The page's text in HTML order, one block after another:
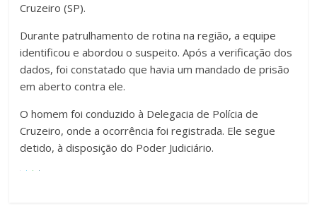
Cruzeiro (SP).
Durante patrulhamento de rotina na região, a equipe
identificou e abordou o suspeito. Após a verificação dos
dados, foi constatado que havia um mandado de prisão
em aberto contra ele.
O homem foi conduzido à Delegacia de Polícia de
Cruzeiro, onde a ocorrência foi registrada. Ele segue
detido, à disposição do Poder Judiciário.